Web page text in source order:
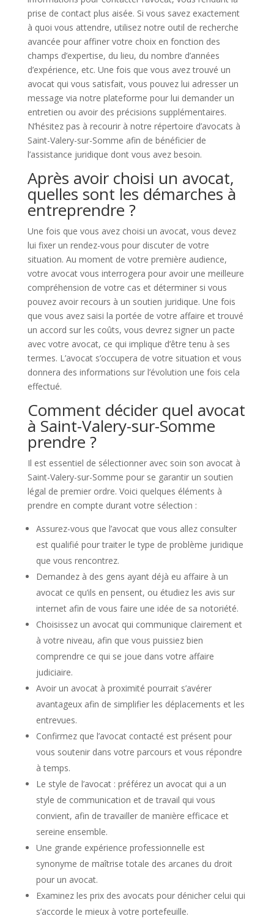
prise de contact plus aisée. Si vous savez exactement
à quoi vous attendre, utilisez notre outil de recherche
avancée pour affiner votre choix en fonction des
champs d’expertise, du lieu, du nombre d’années
d’expérience, etc. Une fois que vous avez trouvé un
avocat qui vous satisfait, vous pouvez lui adresser un
message via notre plateforme pour lui demander un
entretien ou avoir des précisions supplémentaires.
N’hésitez pas à recourir à notre répertoire d’avocats à
Saint-Valery-sur-Somme afin de bénéficier de
l’assistance juridique dont vous avez besoin.
Après avoir choisi un avocat,
quelles sont les démarches à
entreprendre ?
Une fois que vous avez choisi un avocat, vous devez
lui fixer un rendez-vous pour discuter de votre
situation. Au moment de votre première audience,
votre avocat vous interrogera pour avoir une meilleure
compréhension de votre cas et déterminer si vous
pouvez avoir recours à un soutien juridique. Une fois
que vous avez saisi la portée de votre affaire et trouvé
un accord sur les coûts, vous devrez signer un pacte
avec votre avocat, ce qui implique d’être tenu à ses
termes. L’avocat s’occupera de votre situation et vous
donnera des informations sur l’évolution une fois cela
effectué.
Comment décider quel avocat
à Saint-Valery-sur-Somme
prendre ?
Il est essentiel de sélectionner avec soin son avocat à
Saint-Valery-sur-Somme pour se garantir un soutien
légal de premier ordre. Voici quelques éléments à
prendre en compte durant votre sélection :
Assurez-vous que l’avocat que vous allez consulter
est qualifié pour traiter le type de problème juridique
que vous rencontrez.
Demandez à des gens ayant déjà eu affaire à un
avocat ce qu’ils en pensent, ou étudiez les avis sur
internet afin de vous faire une idée de sa notoriété.
Choisissez un avocat qui communique clairement et
à votre niveau, afin que vous puissiez bien
comprendre ce qui se joue dans votre affaire
judiciaire.
Avoir un avocat à proximité pourrait s’avérer
avantageux afin de simplifier les déplacements et les
entrevues.
Confirmez que l’avocat contacté est présent pour
vous soutenir dans votre parcours et vous répondre
à temps.
Le style de l’avocat : préférez un avocat qui a un
style de communication et de travail qui vous
convient, afin de travailler de manière efficace et
sereine ensemble.
Une grande expérience professionnelle est
synonyme de maîtrise totale des arcanes du droit
pour un avocat.
Examinez les prix des avocats pour dénicher celui qui
s’accorde le mieux à votre portefeuille.